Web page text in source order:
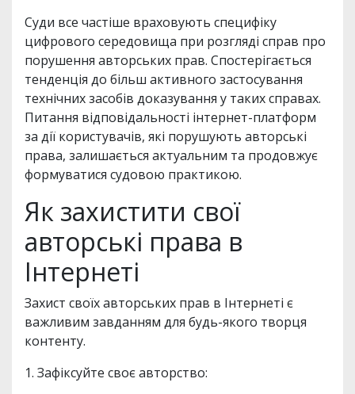
Суди все частіше враховують специфіку
цифрового середовища при розгляді справ про
порушення авторських прав. Спостерігається
тенденція до більш активного застосування
технічних засобів доказування у таких справах.
Питання відповідальності інтернет-платформ
за дії користувачів, які порушують авторські
права, залишається актуальним та продовжує
формуватися судовою практикою.
Як захистити свої
авторські права в
Інтернеті
Захист своїх авторських прав в Інтернеті є
важливим завданням для будь-якого творця
контенту.
1. Зафіксуйте своє авторство: